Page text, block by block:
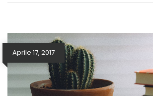
Aprile 17, 2017